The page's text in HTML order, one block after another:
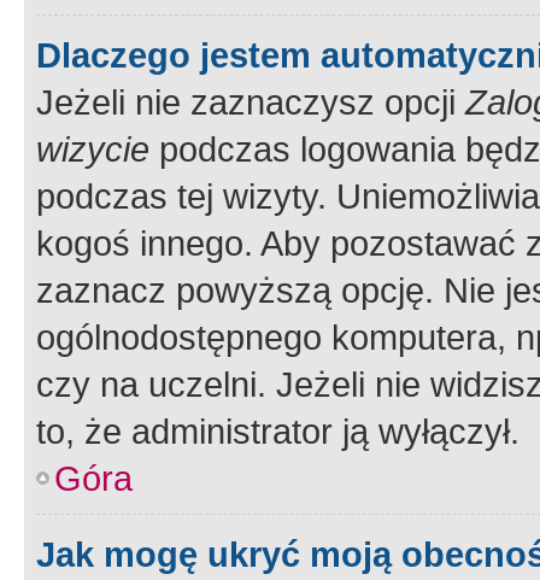
Dlaczego jestem
Jeżeli nie zaznaczysz opcji
wizycie podczas logowania
podczas tej wizyty.
kogoś innego. Aby pozostawać
zaznacz powyższą opcję. Nie
ogólnodostępnego komputera,
czy na uczelni. Jeżeli nie
to, że administrator ją wyłączył.
Góra
Jak mogę ukryć moją